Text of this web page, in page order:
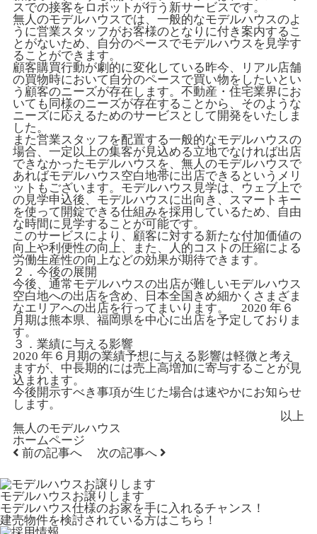
スでの接客をロボットが行う新サービスです。
無人のモデルハウスでは、一般的なモデルハウスのよ
うに営業スタッフがお客様のとなりに付き案内するこ
とがないため、自分のペースでモデルハウスを見学す
ることができます。
顧客購買行動が劇的に変化している昨今、リアル店舗
の買物時において自分のペースで買い物をしたいとい
う顧客のニーズが存在します。不動産・住宅業界にお
いても同様のニーズが存在することから、そのような
ニーズに応えるためのサービスとして開発をいたしま
した。
また営業スタッフを配置する一般的なモデルハウスの
場合、一定以上の集客が見込める立地でなければ出店
できなかったモデルハウスを、無人のモデルハウスで
あればモデルハウス空白地帯に出店できるというメリ
ットもございます。モデルハウス見学は、ウェブ上で
の見学申込後、モデルハウスに出向き、スマートキー
を使って開錠できる仕組みを採用しているため、自由
な時間に見学することが可能です。
このサービスにより、顧客に対する新たな付加価値の
向上や利便性の向上、また、人的コストの圧縮による
労働生産性の向上などの効果が期待できます。
２．今後の展開
今後、通常モデルハウスの出店が難しいモデルハウス
空白地への出店を含め、日本全国きめ細かくさまざま
なエリアへの出店を行ってまいります。 2020 年６
月期は熊本県、福岡県を中心に出店を予定しておりま
す。
３．業績に与える影響
2020 年６月期の業績予想に与える影響は軽微と考え
ますが、中長期的には売上高増加に寄与することが見
込まれます。
今後開示すべき事項が生じた場合は速やかにお知らせ
します。
以上
無人のモデルハウス
ホームページ
前の記事へ
次の記事へ
モデルハウスお譲りします
モデルハウス仕様のお家を手に入れるチャンス！
建売物件を検討されている方はこちら！